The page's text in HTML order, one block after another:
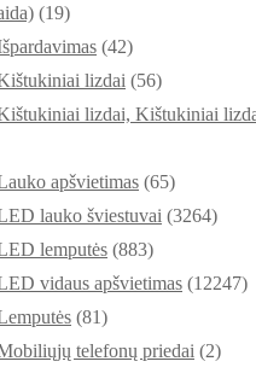
(19)
(42)
lizdai (56)
lizdai, Kištukiniai
apšvietimas (65)
lauko šviestuvai (3264)
lemputės (883)
vidaus apšvietimas (12247)
(81)
telefonų priedai (2)